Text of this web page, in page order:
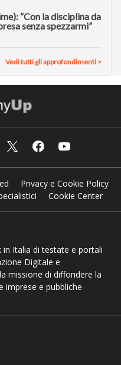
“Con la disciplina da
senza spezzarmi”
Vedi tutti gli approfondimenti >
Privacy e Cookie Policy
Cookie Center
Italia di testate e portali
Digitale e
missione di diffondere la
imprese e pubbliche